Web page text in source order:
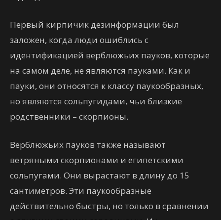
Первый кирпичик дезинформации был
заложен, когда люди ошиблись с
идентификацией верблюжьих пауков, которые
на самом деле, не являются пауками. Как и
пауки, они относятся к классу паукообразных,
но являются сольпугидами, чьи близкие
родственники – скорпионы.
Верблюжьих пауков также называют
ветряными скорпионами и египетскими
сольпугами. Они вырастают в длину до 15
сантиметров. Эти паукообразные
действительно быстры, но только в сравнении